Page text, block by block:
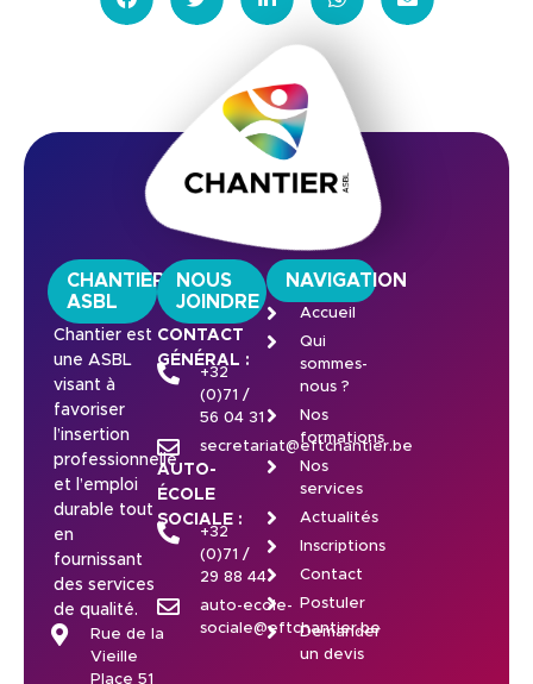
CHANTIER
ASBL
Chantier est
une ASBL
visant à
favoriser
l’insertion
professionnelle
et l’emploi
durable tout
en
fournissant
des services
de qualité.
Rue de la
Vieille
Place 51
NOUS
JOINDRE
CONTACT
GÉNÉRAL :
+32
(0)71 /
56 04 31
secretariat@eftchantier.be
AUTO-
ÉCOLE
SOCIALE :
+32
(0)71 /
29 88 44
auto-ecole-
sociale@eftchantier.be
NAVIGATION
Accueil
Qui
sommes-
nous ?
Nos
formations
Nos
services
Actualités
Inscriptions
Contact
Postuler
Demander
un devis